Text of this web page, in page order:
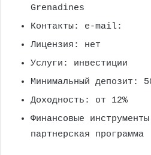
Grenadines
Контакты: e-mail:
Лицензия: нет
Услуги: инвестиции
Минимальный депозит:
Доходность: от 12%
Финансовые
партнерская программа